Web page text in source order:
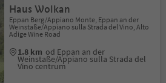
Haus Wolkan
Eppan Berg/Appiano Monte, Eppan an der
Weinstaße/Appiano sulla Strada del Vino, Alto
Adige Wine Road
1.8 km od Eppan an der
Weinstaße/Appiano sulla Strada del
Vino centrum